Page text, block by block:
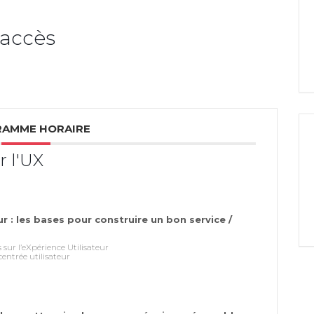
compris pour assurer une montée en
HORAIRE
l'UX
: les bases pour construire un bon service /
l’eXpérience Utilisateur
utilisateur